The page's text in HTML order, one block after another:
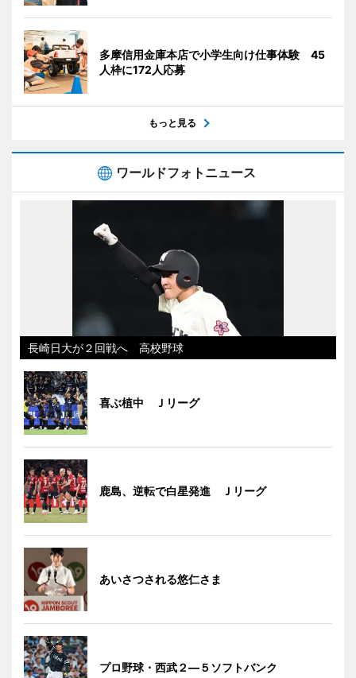
多摩信用金庫本店で小学生向け仕事体験 45
人枠に172人応募
もっと見る
ワールドフォトニュース
長崎日大が２回戦へ 高校野球
喜ぶ植中 Ｊリーグ
鹿島、逆転で白星発進 Ｊリーグ
あいさつされる悠仁さま
プロ野球・西武２―５ソフトバンク